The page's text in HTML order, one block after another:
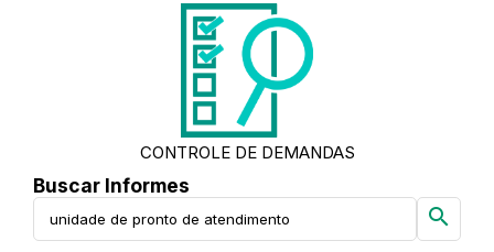
CONTROLE DE DEMANDAS
Buscar Informes
search